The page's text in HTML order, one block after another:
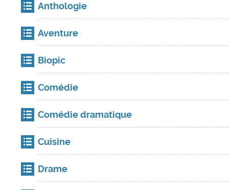
Anthologie
Aventure
Biopic
Comédie
Comédie dramatique
Cuisine
Drame